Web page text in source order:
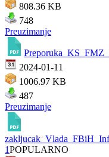
808.36 KB
748
Preuzimanje
2024-01-11
1006.97 KB
487
Preuzimanje
1POPULARNO